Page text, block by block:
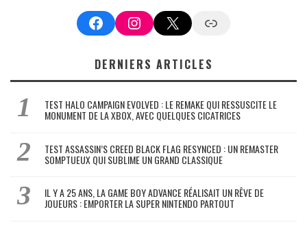
FacebookInstagram
X Google News
DERNIERS ARTICLES
TEST HALO CAMPAIGN EVOLVED : LE REMAKE QUI RESSUSCITE LE
MONUMENT DE LA XBOX, AVEC QUELQUES CICATRICES
TEST ASSASSIN’S CREED BLACK FLAG RESYNCED : UN REMASTER
SOMPTUEUX QUI SUBLIME UN GRAND CLASSIQUE
IL Y A 25 ANS, LA GAME BOY ADVANCE RÉALISAIT UN RÊVE DE
JOUEURS : EMPORTER LA SUPER NINTENDO PARTOUT